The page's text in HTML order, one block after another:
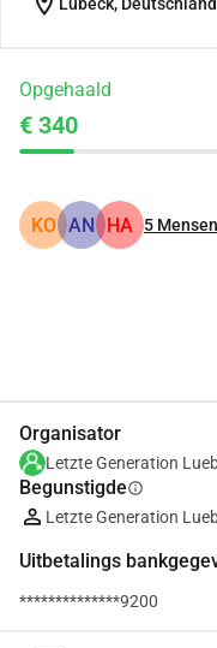
Opgehaald
€ 340
KO AN HA 5
Organisator
Letzte Generation
Begunstigdeinfo
Letzte Generation
Uitbetalings
**************9200